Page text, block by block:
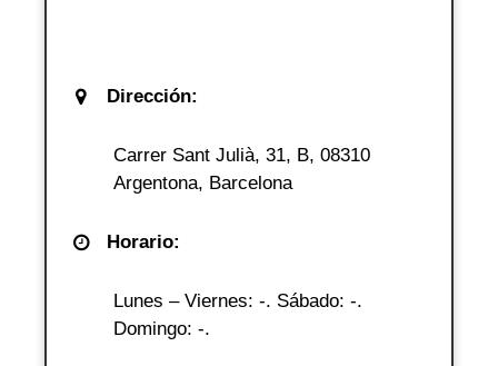
Dirección:
Carrer Sant Julià, 31, B, 08310
Argentona, Barcelona
Horario:
Lunes – Viernes: -. Sábado: -.
Domingo: -.